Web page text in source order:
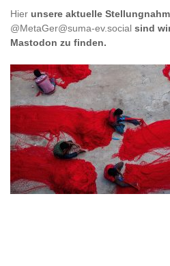
Hierunsere aktuelle
@MetaGer@suma-ev.socialsind
Mastodon zu finden.